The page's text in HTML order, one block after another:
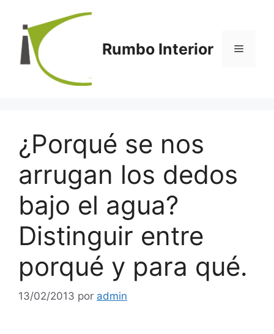
contenido
Rumbo Interior Menú
¿Porqué se nos
arrugan los dedos
bajo el agua?
Distinguir entre
porqué y para qué.
13/02/2013 por admin